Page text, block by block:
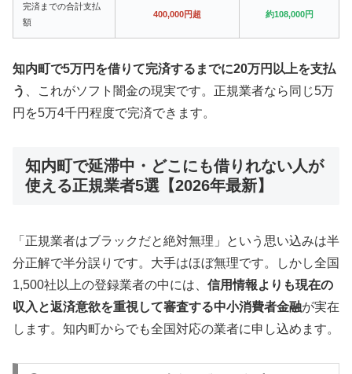
完済までの合計支払
額
400,000円超 約108,000円
知内町で5万円を借りて完済するまでに20万円以上を支払
う
、これがソフト闇金の現実です。正規業者なら同じ5万
円を5万4千円程度で完済できます。
知内町で延滞中・どこにも借りれない人が
使える正規業者5選【2026年最新】
「正規業者はブラックだと絶対無理」という思い込みは半
分正解で半分誤りです。大手はほぼ無理です。しかし全国
1,500社以上の登録業者の中には、 信用情報よりも現在の
収入と返済意欲を重視して審査する中小消費者金融が実在
します。知内町からでも全国対応の業者に申し込めます。